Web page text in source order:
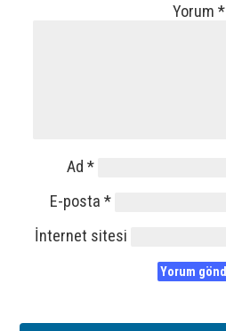
Yorum*
Ad*
E-posta*
İnternet sitesi